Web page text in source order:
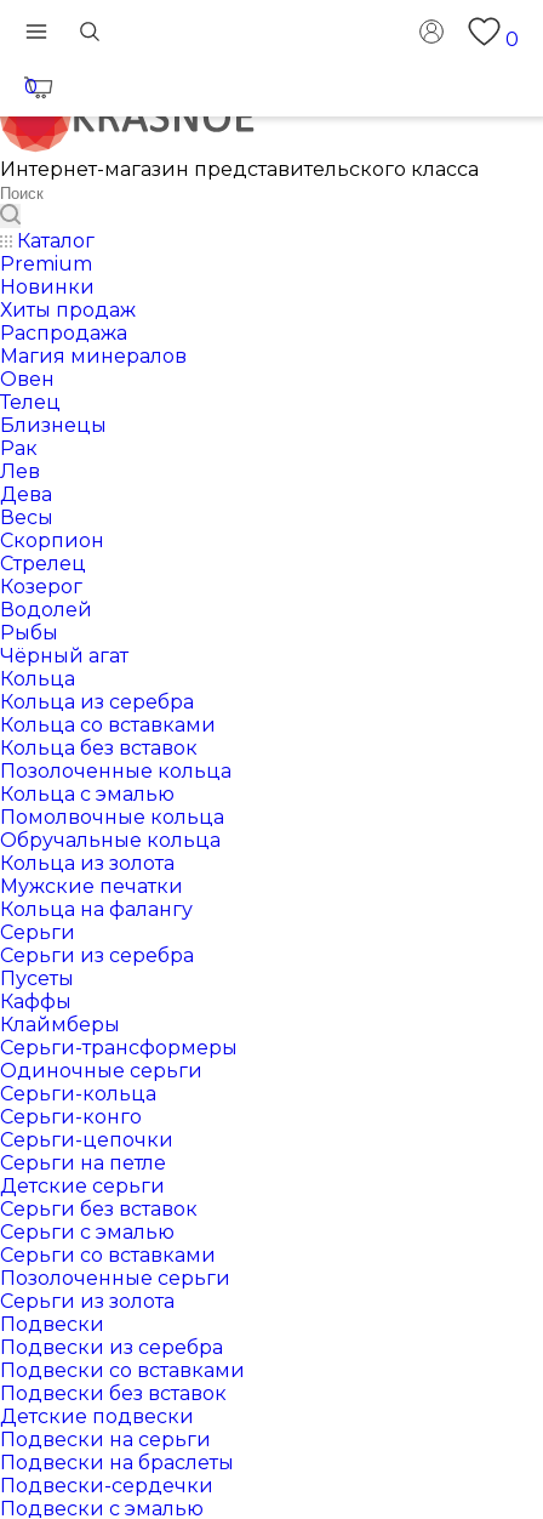
0
0
Интернет-магазин представительского класса
Каталог
Premium
Новинки
Хиты продаж
Распродажа
Магия минералов
Овен
Телец
Близнецы
Рак
Лев
Дева
Весы
Скорпион
Стрелец
Козерог
Водолей
Рыбы
Чёрный агат
Кольца
Кольца из серебра
Кольца со вставками
Кольца без вставок
Позолоченные кольца
Кольца с эмалью
Помолвочные кольца
Обручальные кольца
Кольца из золота
Мужские печатки
Кольца на фалангу
Серьги
Серьги из серебра
Пусеты
Каффы
Клаймберы
Серьги-трансформеры
Одиночные серьги
Серьги-кольца
Серьги-конго
Серьги-цепочки
Серьги на петле
Детские серьги
Серьги без вставок
Серьги с эмалью
Серьги со вставками
Позолоченные серьги
Серьги из золота
Подвески
Подвески из серебра
Подвески со вставками
Подвески без вставок
Детские подвески
Подвески на серьги
Подвески на браслеты
Подвески-сердечки
Подвески с эмалью